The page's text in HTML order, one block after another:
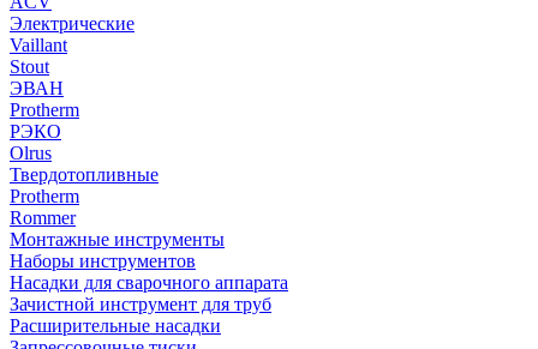
Электрические
Vaillant
Stout
ЭВАН
Protherm
РЭКО
Olrus
Твердотопливные
Protherm
Rommer
Монтажные инструменты
Наборы инструментов
Насадки для сварочного аппарата
Зачистной инструмент для труб
Расширительные насадки